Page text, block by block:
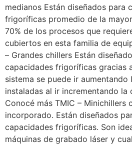
medianos Están diseñados para
frigoríficas promedio de la
70% de los procesos que
cubiertos en esta familia de
– Grandes chillers Están
capacidades frigoríficas gracias
sistema se puede ir aumentando
instaladas al ir incrementando la
Conocé más TMIC – Minichillers
incorporado. Están diseñados
capacidades frigoríficas. Son
máquinas de grabado láser y